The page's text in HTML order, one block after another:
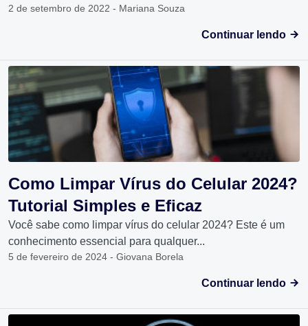
2 de setembro de 2022 - Mariana Souza
Continuar lendo
Como Limpar Vírus do Celular 2024?
Tutorial Simples e Eficaz
Você sabe como limpar vírus do celular 2024? Este é um
conhecimento essencial para qualquer...
5 de fevereiro de 2024 - Giovana Borela
Continuar lendo